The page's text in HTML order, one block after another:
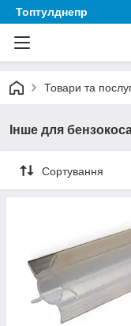
Топтулднепр
Товари та
Інше для
Сортування